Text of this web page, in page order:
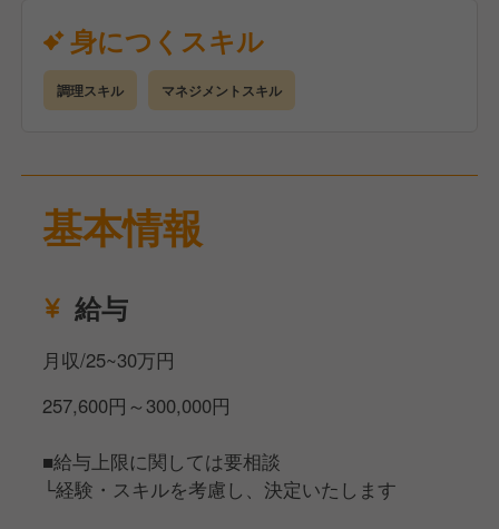
【料理人として、これからを生きるために】
今の時代に1つのことしかできないというのは、これ
と私たちは考えています。
そこで当社では、ジョブローテーションを積極的にお
成していくことができます。
そして「鈴廣人づくり学校」では、技術だけでなく前
す。
社内資格認定制度や自己啓発支援、外部通信教育の受
援まで、料理人としてもひとりの人間としても成長し
続けられる環境が整っています。
ていく形態なので、
大量調理や集団調理、ケータリングや宴会調理の経験
がある人はすぐに馴染めるかと思います。
せします。
また、チームワークの精神が会社全体にあるので、閑
す。
【あなたに期待すること】
いただきたいなと考えています。
例えば100人の団体と50人の団体と60人の団体が3団
体入っていて、それぞれ30分ずつ時間が違う場合。
身につくスキル
調理スキル マネジメントスキル
基本情報
給与
月収/25~30万円
257,600円～300,000円
■給与上限に関しては要相談
└経験・スキルを考慮し、決定いたします